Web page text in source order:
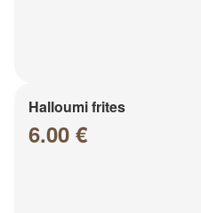
Halloumi frites
6.00 €